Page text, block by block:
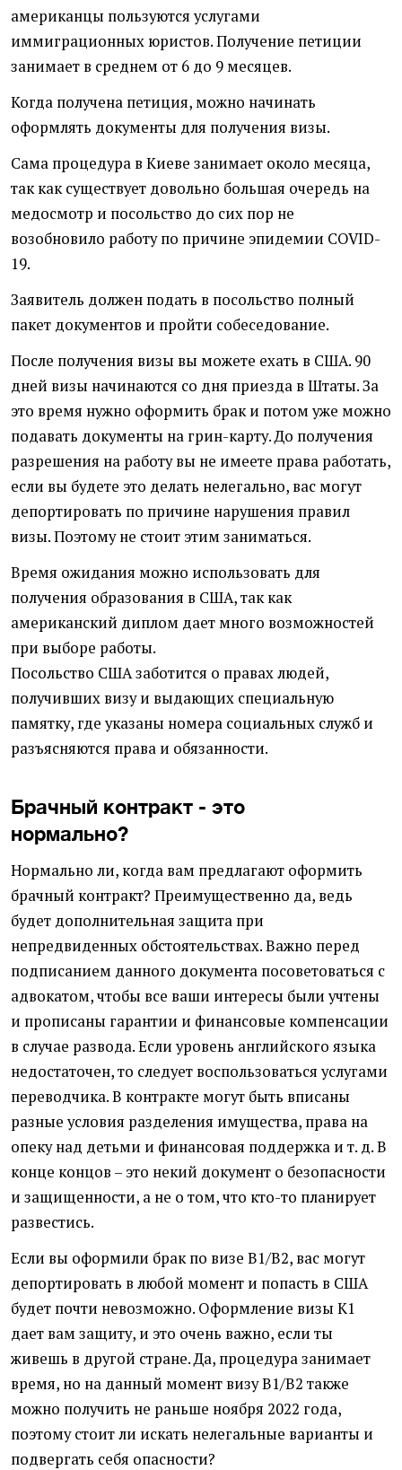
американцы пользуются услугами
иммиграционных юристов. Получение петиции
занимает в среднем от 6 до 9 месяцев.
Когда получена петиция, можно начинать
оформлять документы для получения визы.
Сама процедура в Киеве занимает около месяца,
так как существует довольно большая очередь на
медосмотр и посольство до сих пор не
возобновило работу по причине эпидемии COVID-
19.
Заявитель должен подать в посольство полный
пакет документов и пройти собеседование.
После получения визы вы можете ехать в США. 90
дней визы начинаются со дня приезда в Штаты. За
это время нужно оформить брак и потом уже можно
подавать документы на грин-карту. До получения
разрешения на работу вы не имеете права работать,
если вы будете это делать нелегально, вас могут
депортировать по причине нарушения правил
визы. Поэтому не стоит этим заниматься.
Время ожидания можно использовать для
получения образования в США, так как
американский диплом дает много возможностей
при выборе работы.
Посольство США заботится о правах людей,
получивших визу и выдающих специальную
памятку, где указаны номера социальных служб и
разъясняются права и обязанности.
Брачный контракт - это
нормально?
Нормально ли, когда вам предлагают оформить
брачный контракт? Преимущественно да, ведь
будет дополнительная защита при
непредвиденных обстоятельствах. Важно перед
подписанием данного документа посоветоваться с
адвокатом, чтобы все ваши интересы были учтены
и прописаны гарантии и финансовые компенсации
в случае развода. Если уровень английского языка
недостаточен, то следует воспользоваться услугами
переводчика. В контракте могут быть вписаны
разные условия разделения имущества, права на
опеку над детьми и финансовая поддержка и т. д. В
конце концов – это некий документ о безопасности
и защищенности, а не о том, что кто-то планирует
развестись.
Если вы оформили брак по визе В1/В2, вас могут
депортировать в любой момент и попасть в США
будет почти невозможно. Оформление визы К1
дает вам защиту, и это очень важно, если ты
живешь в другой стране. Да, процедура занимает
время, но на данный момент визу В1/В2 также
можно получить не раньше ноября 2022 года,
поэтому стоит ли искать нелегальные варианты и
подвергать себя опасности?